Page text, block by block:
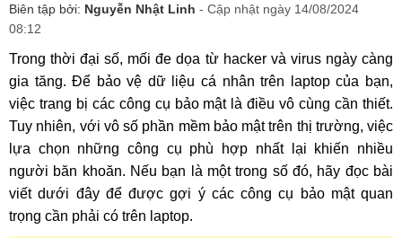
Biên tập bởi: Nguyễn Nhật Linh - Cập nhật ngày 14/08/2024
08:12
Trong thời đại số, mối đe dọa từ hacker và virus ngày càng
gia tăng. Để bảo vệ dữ liệu cá nhân trên laptop của bạn,
việc trang bị các công cụ bảo mật là điều vô cùng cần thiết.
Tuy nhiên, với vô số phần mềm bảo mật trên thị trường, việc
lựa chọn những công cụ phù hợp nhất lại khiến nhiều
người băn khoăn. Nếu bạn là một trong số đó, hãy đọc bài
viết dưới đây để được gợi ý các công cụ bảo mật quan
trọng cần phải có trên laptop.